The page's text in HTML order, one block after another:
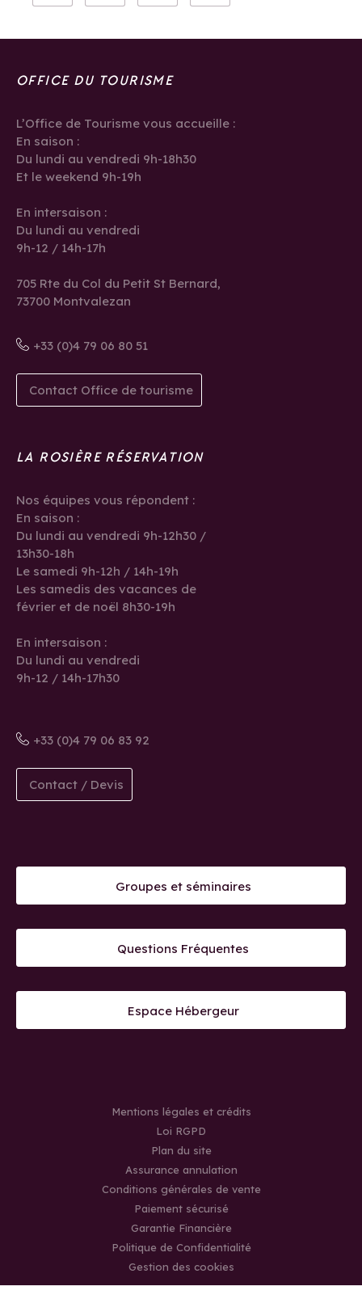
OFFICE DU TOURISME
L’Office de Tourisme vous accueille :
En saison :
Du lundi au vendredi 9h-18h30
Et le weekend 9h-19h
En intersaison :
Du lundi au vendredi
9h-12 / 14h-17h
705 Rte du Col du Petit St Bernard,
73700 Montvalezan
+33 (0)4 79 06 80 51
Contact Office de tourisme
LA ROSIÈRE RÉSERVATION
Nos équipes vous répondent :
En saison :
Du lundi au vendredi 9h-12h30 /
13h30-18h
Le samedi 9h-12h / 14h-19h
Les samedis des vacances de
février et de noël 8h30-19h
En intersaison :
Du lundi au vendredi
9h-12 / 14h-17h30
+33 (0)4 79 06 83 92
Contact / Devis
Groupes et séminaires
Questions Fréquentes
Espace Hébergeur
Mentions légales et crédits
Loi RGPD
Plan du site
Assurance annulation
Conditions générales de vente
Paiement sécurisé
Garantie Financière
Politique de Confidentialité
Gestion des cookies